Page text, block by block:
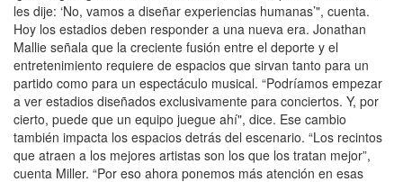
les dije: ‘No, vamos a diseñar experiencias humanas’", cuenta.
Hoy los estadios deben responder a una nueva era. Jonathan
Mallie señala que la creciente fusión entre el deporte y el
entretenimiento requiere de espacios que sirvan tanto para un
partido como para un espectáculo musical. “Podríamos empezar
a ver estadios diseñados exclusivamente para conciertos. Y, por
cierto, puede que un equipo juegue ahí", dice. Ese cambio
también impacta los espacios detrás del escenario. “Los recintos
que atraen a los mejores artistas son los que los tratan mejor”,
cuenta Miller. “Por eso ahora ponemos más atención en esas